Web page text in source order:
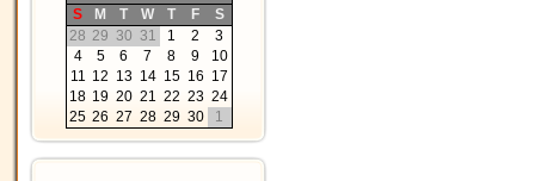
S
M T W T F
S
28 29 30 31 1 2
3
4
5 6 7 8 9
10
11 12 13 14 15 16 17
18 19 20 21 22 23 24
25 26 27 28 29 30 1